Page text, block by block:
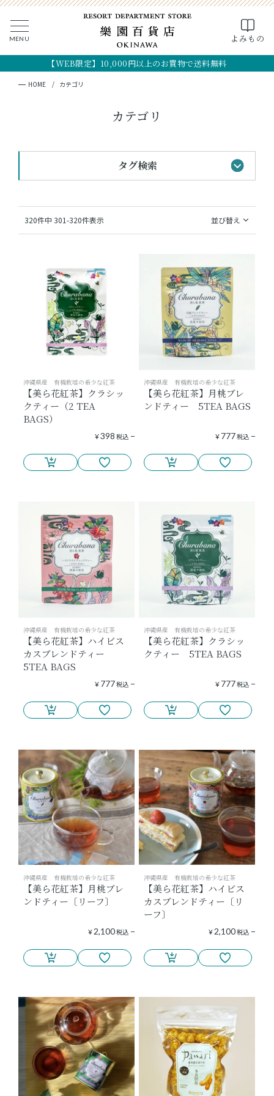
MENU よみもの
【WEB限定】10,000円以上のお買物で送料無料
CLOSE
検索
キーワード検索
MY PAGE CART
全ての商品
つくり手
OKINAWA the RYUKYU
ショッピングガイド
よみもの
樂園百貨店について
HOME カテゴリ
カテゴリ
タグ検索
並び替え
320件中 301-320件表示
沖縄県産 有機栽培の希少な紅茶
【美ら花紅茶】クラシッ
クティー（2 TEA
BAGS）
¥398 税込
沖縄県産 有機栽培の希少な紅茶
【美ら花紅茶】月桃ブレ
ンドティー 5TEA BAGS
¥ 777税込
沖縄県産 有機栽培の希少な紅茶
【美ら花紅茶】ハイビス
カスブレンドティー
5TEA BAGS
¥ 777税込
沖縄県産 有機栽培の希少な紅茶
【美ら花紅茶】クラシッ
クティー 5TEA BAGS
¥ 777税込
沖縄県産 有機栽培の希少な紅茶
【美ら花紅茶】月桃ブレ
ンドティー〔リーフ〕
¥ 2,100税込
沖縄県産 有機栽培の希少な紅茶
【美ら花紅茶】ハイビス
カスブレンドティー〔リ
ーフ〕
¥ 2,100税込